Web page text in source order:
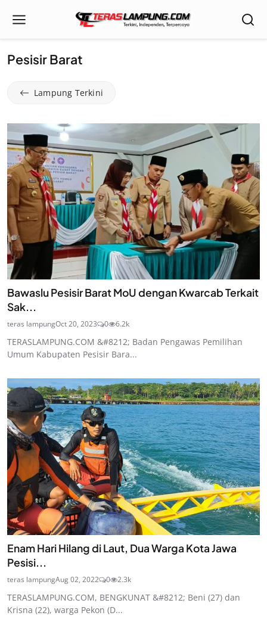
Pesisir Barat
Lampung Terkini
Bawaslu Pesisir Barat MoU dengan Kwarcab Terkait
Sak...
teras lampungOct 20, 2023 0 6.2k
TERASLAMPUNG.COM &#8212; Badan Pengawas Pemilihan
Umum Kabupaten Pesisir Bara...
Enam Hari Hilang di Laut, Dua Warga Kota Jawa
Pesisi...
teras lampungAug 02, 2022 0 2.3k
TERASLAMPUNG.COM, BENGKUNAT &#8212; Beni (27) dan
Krisna (22), warga Pekon (D...